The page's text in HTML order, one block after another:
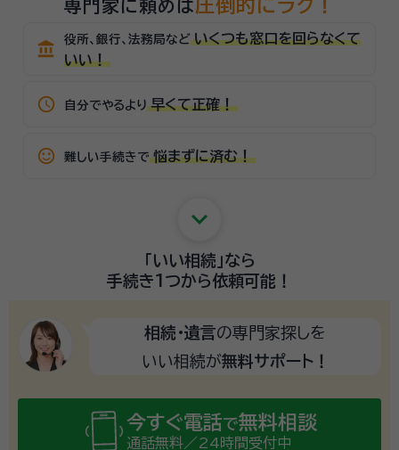
専門家に頼めば圧倒的にラク！
account_balance 役所、銀行、法務局など いくつも窓口を回らなくて
いい！
schedule 自分でやるより 早くて正確！
sentiment_satisfied_alt 難しい手続きで 悩まずに済む！
keyboard_arrow_down
「いい相続」なら
手続き1つから依頼可能！
相続・遺言の専門家探しを
いい相続が無料サポート！
今すぐ電話で無料相談
通話無料／24時間受付中